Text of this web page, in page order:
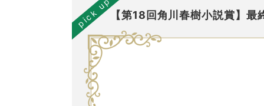
【第18回角川春樹小説賞】
pick up